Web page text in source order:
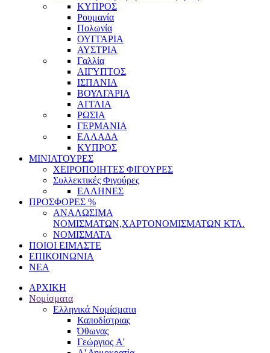
ΚΥΠΡΟΣ
Ρουμανία
Πολωνία
ΟΥΓΓΑΡΙΑ
ΑΥΣΤΡΙΑ
Γαλλία
ΑΙΓΥΠΤΟΣ
ΙΣΠΑΝΙΑ
ΒΟΥΛΓΑΡΙΑ
ΑΓΓΛΙΑ
ΡΩΣΙΑ
ΓΕΡΜΑΝΙΑ
ΕΛΛΑΔΑ
ΚΥΠΡΟΣ
ΜΙΝΙΑΤΟΥΡΕΣ
ΧΕΙΡΟΠΟΙΗΤΕΣ ΦΙΓΟΥΡΕΣ
Συλλεκτικές Φιγούρες
ΕΛΛΗΝΕΣ
ΠΡΟΣΦΟΡΕΣ %
ΑΝΑΛΩΣΙΜΑ
ΝΟΜΙΣΜΑΤΩΝ,ΧΑΡΤΟΝΟΜΙΣΜΑΤΩΝ ΚΤΛ.
ΝΟΜΙΣΜΑΤΑ
ΠΟΙΟΙ ΕΙΜΑΣΤΕ
ΕΠΙΚΟΙΝΩΝΙΑ
ΝΕΑ
ΑΡΧΙΚΗ
Νομίσματα
Ελληνικά Νομίσματα
Καποδίστριας
Όθωνας
Γεώργιος A'